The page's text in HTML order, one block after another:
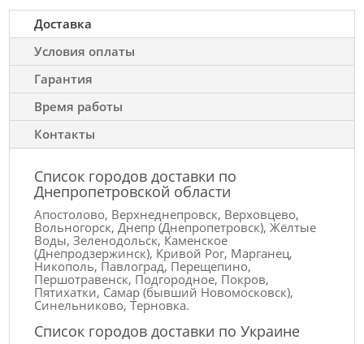
Доставка
Условия оплаты
Гарантия
Время работы
Контакты
Список городов доставки по
Днепропетровской области
Апостолово, Верхнеднепровск, Верховцево,
Вольногорск, Днепр (Днепропетровск), Жёлтые
Воды, Зеленодольск, Каменское
(Днепродзержинск), Кривой Рог, Марганец,
Никополь, Павлоград, Перещепино,
Першотравенск, Подгородное, Покров,
Пятихатки, Самар (бывший Новомосковск),
Синельниково, Терновка.
Список городов доставки по Украине